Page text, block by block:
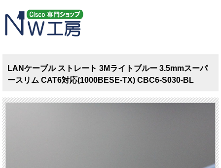
LANケーブル ストレート 3Mライトブルー 3.5mmスーパ
ースリム CAT6対応(1000BESE-TX) CBC6-S030-BL